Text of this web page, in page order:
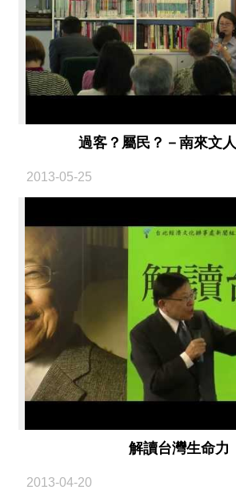
過客？屬民？－南來文
2013-05-25
解讀台灣生命力
2013-04-20